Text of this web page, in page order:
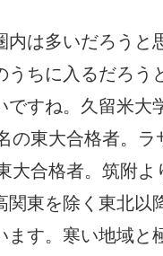
内は多いだろうと
うちに入るだろう
ですね。久留米大
の東大合格者。ラ
大合格者。筑附よ
関東を除く東北以
ます。寒い地域と